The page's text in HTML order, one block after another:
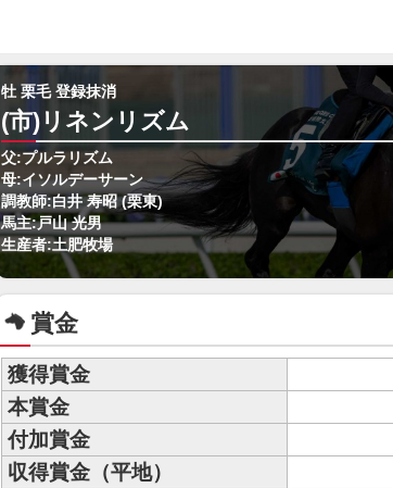
牡 栗毛 登録抹消
(市)リネンリズム
父:プルラリズム
母:イソルデーサーン
調教師:白井 寿昭 (栗東)
馬主:戸山 光男
生産者:土肥牧場
賞金
獲得賞金
本賞金
付加賞金
収得賞金（平地）